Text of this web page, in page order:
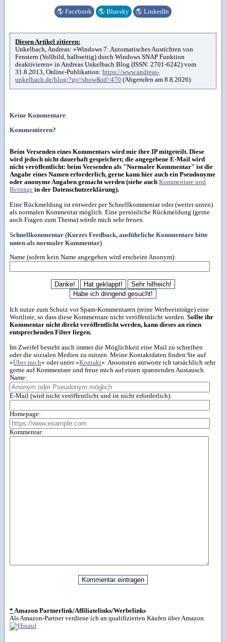
🌎 Facebook 🌎 Bluesky 🌎 LinkedIn
Diesen Artikel zitieren:
Unkelbach, Andreas: »Windows 7: Automatisches Ausrichten von
Fenstern (Vollbild, halbseitig) durch Windows SNAP Funktion
deaktivieren« in Andreas Unkelbach Blog (ISSN: 2701-6242) vom
31.8.2013, Online-Publikation:https://www.andreas-
unkelbach.de/blog/?go=show&id=470 (Abgerufen am 8.8.2026)
Keine Kommentare
Kommentieren?
Beim Versenden eines Kommentars wird mir ihre IP mitgeteilt. Diese
wird jedoch nicht dauerhaft gespeichert; die angegebene E-Mail wird
nicht veröffentlicht: beim Versenden als "Normaler Kommentar" ist die
Angabe eines Namen erforderlich, gerne kann hier auch ein Pseudonyme
oder anonyme Angaben gemacht werden (siehe auchKommentare und
Beiträge in der Datenschutzerklärung).
Eine Rückmeldung ist entweder per Schnellkommentar oder (weiter unten)
als normalen Kommentar möglich. Eine persönliche Rückmeldung (gerne
auch Fragen zum Thema) würde mich sehr freuen.
Schnellkommentar (Kurzes Feedback, ausführliche Kommentare bitte
unten als normaler Kommentar)
Name (sofern kein Name angegeben wird erscheint Anonym):
Ich nutze zum Schutz vor Spam-Kommentaren (reine Werbeeinträge) eine
Wortliste, so dass diese Kommentare nicht veröffentlicht werden.Sollte ihr
Kommentar nicht direkt veröffentlicht werden, kann dieses an einen
entsprechenden Filter liegen.
Im Zweifel besteht auch immer die Möglichkeit eine Mail zu schreiben
oder die sozialen Medien zu nutzen. Meine Kontaktdaten finden Sie auf
»Über mich« oder unter »Kontakt«. Ansonsten antworte ich tatsächlich sehr
gerne auf Kommentare und freue mich auf einen spannenden Austausch.
Name:
E-Mail (wird nicht veröffentlicht und ist nicht erforderlich):
Homepage:
Kommentar:
* Amazon Partnerlink/Affiliatelinks/Werbelinks
Als Amazon-Partner verdiene ich an qualifizierten Käufen über Amazon.